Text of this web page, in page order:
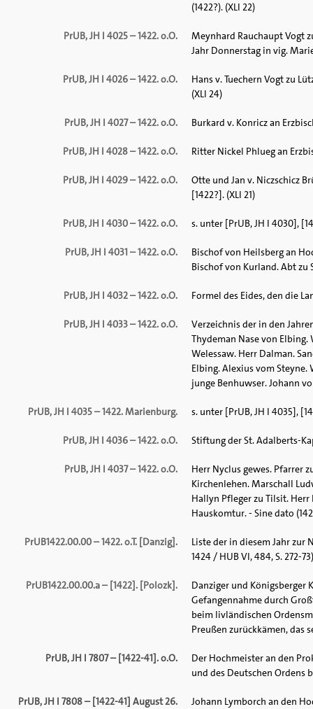
(1422?). (XLI 22)
PrUB, JH I 4025 – 1422. o.O.
Meynhard Rauchaupt Vogt
Jahr Donnerstag in vig.
PrUB, JH I 4026 – 1422. o.O.
Hans v. Tuechern Vogt zu
(XLI 24)
PrUB, JH I 4027 – 1422. o.O. Burkard v. Konricz an
PrUB, JH I 4028 – 1422. o.O. Ritter Nickel Phlueg an
PrUB, JH I 4029 – 1422. o.O.
Otte und Jan v. Niczschicz
[1422?]. (XLI 21)
PrUB, JH I 4030 – 1422. o.O. s. unter [PrUB, JH I 4030],
PrUB, JH I 4031 – 1422. o.O.
Bischof von Heilsberg an
Bischof von Kurland. Abt zu
PrUB, JH I 4032 – 1422. o.O. Formel des Eides, den die
PrUB, JH I 4033 – 1422. o.O.
Verzeichnis der in den
Thydeman Nase von
Welessaw. Herr Dalman.
Elbing. Alexius vom
junge Benhuwser. Johann
PrUB, JH I 4035 – 1422. Marienburg. s. unter [PrUB, JH I 4035],
PrUB, JH I 4036 – 1422. o.O. Stiftung der St. Adalberts-
PrUB, JH I 4037 – 1422. o.O.
Herr Nyclus gewes. Pfarrer
Kirchenlehen. Marschall
Hallyn Pfleger zu Tilsit. Herr
Hauskomtur. - Sine dato
PrUB1422.00.00 – 1422. o.T. [Danzig].
Liste der in diesem Jahr zur
1424 / HUB VI, 484, S. 272-
PrUB1422.00.00.a – [1422]. [Polozk].
Danziger und Königsberger
Gefangennahme durch
beim livländischen
Preußen zurückkämen, das
PrUB, JH I 7807 – [1422-41]. o.O.
Der Hochmeister an den
und des Deutschen Ordens
PrUB, JH I 7808 – [1422-41] August 26.
Johann Lymborch an den